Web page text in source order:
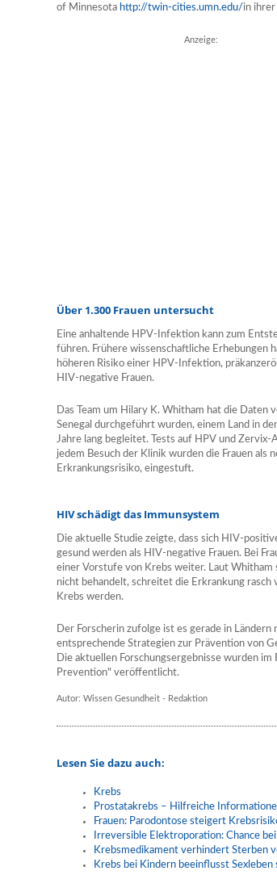
of Minnesota http://twin-cities.umn.edu/in ihrer
Anzeige:
Über 1.300 Frauen untersucht
Eine anhaltende HPV-Infektion kann zum
führen. Frühere wissenschaftliche Erhebungen
höheren Risiko einer HPV-Infektion,
HIV-negative Frauen.
Das Team um Hilary K. Whitham hat die
Senegal durchgeführt wurden, einem Land in
Jahre lang begleitet. Tests auf HPV und
jedem Besuch der Klinik wurden die Frauen als
Erkrankungsrisiko, eingestuft.
HIV schädigt das Immunsystem
Die aktuelle Studie zeigte, dass sich HIV-
gesund werden als HIV-negative Frauen. Bei
einer Vorstufe von Krebs weiter. Laut
nicht behandelt, schreitet die Erkrankung rasch
Krebs werden.
Der Forscherin zufolge ist es gerade in
entsprechende Strategien zur Prävention von
Die aktuellen Forschungsergebnisse wurden
Prevention" veröffentlicht.
Autor: Wissen Gesundheit - Redaktion
Lesen Sie dazu auch:
Krebs
Prostatakrebs – Hilfreiche
Frauen: Parodontose steigert
Irreversible Elektroporation: Chance
Krebsmedikament verhindert Sterben
Krebs bei Kindern beeinflusst Sexleben